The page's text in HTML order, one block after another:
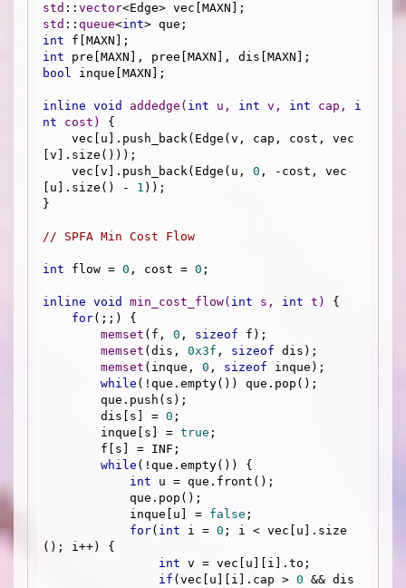
std :: vector
std :: queue<int
int
int
bool inque[MAXN];
inline void addedge ( int u, int v, int cap, i
nt cost)
{
[v].size()));
    vec[v].push_back(Edge(u,
0 , -cost, vec
[u].size() - 1 ));
}
// SPFA Min Cost Flow
int flow = 0 , cost = 0 ;
inline void min_cost_flow( int s, int t)
{
for(;;) {
memset (f, 0 , sizeof f);
memset (dis, 0x3f , sizeof dis);
memset (inque, 0 , sizeof inque);
while (!que.empty()) que.pop();
        dis[s] =
0 ;
        inque[s] =
true ;
while (!que.empty()) {
int u = que.front();
            inque[u] =
false ;
for( int i = 0 ; i < vec[u].size
(); i++) {
int v = vec[u][i].to;
if (vec[u][i].cap > 0 && dis